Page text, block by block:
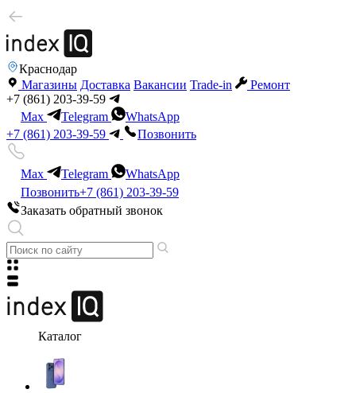
Краснодар
Магазины Доставка Вакансии Trade-in
Ремонт
+7 (861) 203-39-59
Max
Telegram
WhatsApp
+7 (861) 203-39-59
Позвонить
Max Telegram
WhatsApp
Позвонить+7 (861) 203-39-59
Заказать обратный звонок
Каталог